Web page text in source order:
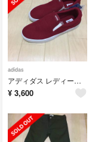
adidas
アディダス レディース スリッポン スニーカー
¥ 3,600